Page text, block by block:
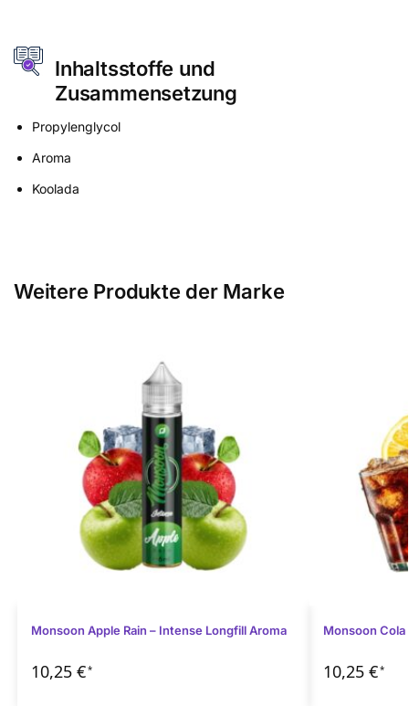
Inhaltsstoffe und
Zusammensetzung
Propylenglycol
Aroma
Koolada
Weitere Produkte der Marke
Monsoon Apple Rain – Intense Longfill Aroma
10,25 €*
Monsoon
10,25 €*